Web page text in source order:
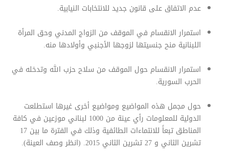
عدم الاتفاق على قانون جديد للانتخابات النيابية.
استمرار الانقسام في الموقف من الزواج المدني وحق المرأة
اللبنانية منح جنسيتها لزوجها الأجنبي وأولادها منه.
استمرار الانقسام حول الموقف من سلاح حزب الله وتدخله في
الحرب السورية.
حول مجمل هذه المواضيع ومواضيع أخرى غيرها استطلعت
الدولية للمعلومات رأي عينة من 1000 لبناني موزعين في كافة
المناطق تبعاً للانتماءات الطائفية وذلك في الفترة ما بين 17
تشرين الثاني و 27 تشرين الثاني 2015. (انظر وصف العينة).